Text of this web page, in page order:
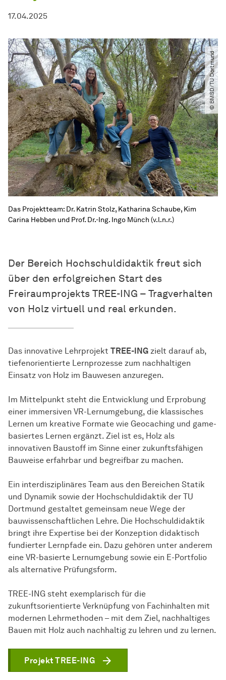
17.04.2025
© BMSD​/​TU Dortmund
Das Projektteam: Dr. Katrin Stolz, Katharina Schaube, Kim
Carina Hebben und Prof. Dr.-Ing. Ingo Münch (v.l.n.r.)
Der Bereich Hochschuldidaktik freut sich
über den erfolgreichen Start des
Freiraumprojekts TREE-ING – Tragverhalten
von Holz virtuell und real erkunden.
Das innovative Lehrprojekt TREE-ING zielt darauf ab,
tiefenorientierte Lernprozesse zum nachhaltigen
Einsatz von Holz im Bauwesen anzuregen.
Im Mittelpunkt steht die Entwicklung und Erprobung
einer immersiven VR-Lernumgebung, die klassisches
Lernen um kreative Formate wie Geocaching und game-
basiertes Lernen ergänzt. Ziel ist es, Holz als
innovativen Baustoff im Sinne einer zukunftsfähigen
Bauweise erfahrbar und begreifbar zu machen.
Ein interdisziplinäres Team aus den Bereichen Statik
und Dynamik sowie der Hochschuldidaktik der TU
Dortmund gestaltet gemeinsam neue Wege der
bauwissenschaftlichen Lehre. Die Hochschuldidaktik
bringt ihre Expertise bei der Konzeption didaktisch
fundierter Lernpfade ein. Dazu gehören unter anderem
eine VR-basierte Lernumgebung sowie ein E-Portfolio
als alternative Prüfungsform.
TREE-ING steht exemplarisch für die
zukunftsorientierte Verknüpfung von Fachinhalten mit
modernen Lehrmethoden – mit dem Ziel, nachhaltiges
Bauen mit Holz auch nachhaltig zu lehren und zu lernen.
Projekt TREE-ING